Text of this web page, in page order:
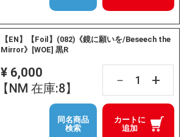
【EN】【Foil】(082)《鏡に願いを/Beseech the
Mirror》[WOE] 黒R
¥ 6,000
【NM 在庫:8】
－ +
カートに
追加
同名商品
検索